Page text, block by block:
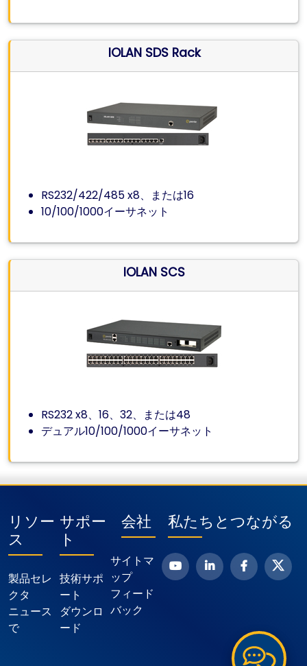
IOLAN SDS Rack
RS232/422/485 x8、または16
10/100/1000イーサネット
IOLAN SCS
RS232 x8、16、32、または48
デュアル10/100/1000イーサネット
リソー
ス
製品セレ
クタ
ニュース
で
サポー
ト
技術サポ
ート
ダウンロ
ード
会社
サイトマ
ップ
フィード
バック
私たちとつながる